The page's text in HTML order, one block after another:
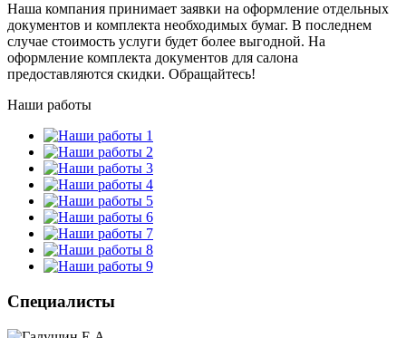
Наша компания принимает заявки на оформление отдельных
документов и комплекта необходимых бумаг. В последнем
случае стоимость услуги будет более выгодной. На
оформление комплекта документов для салона
предоставляются скидки. Обращайтесь!
Наши работы
Специалисты